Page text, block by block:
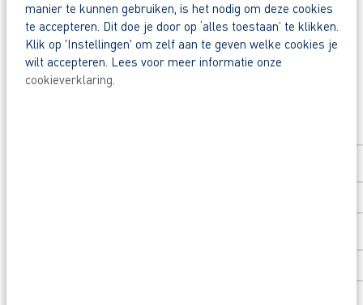
manier te kunnen gebruiken, is het nodig om deze cookies
te accepteren. Dit doe je door op ‘alles toestaan’ te klikken.
Klik op 'Instellingen' om zelf aan te geven welke cookies je
wilt accepteren. Lees voor meer informatie onze
cookieverklaring.
Zo maak je werk van jouw toekomst
Reageer nu op deze vacature. Al binnen 1
Deel deze vacature: